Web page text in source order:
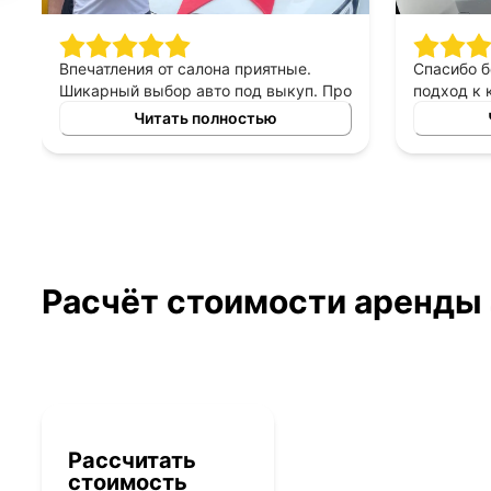
Впечатления от салона приятные.
Шикарный выбор авто под выкуп. Про
персонал могу сказать только
хорошее, приятны в общении,
терпеливые, помогают сделать
Читать полностью
Спасибо
подход к
выборе
выкуп,
который
Расчёт стоимости аренды
Рассчитать
стоимость